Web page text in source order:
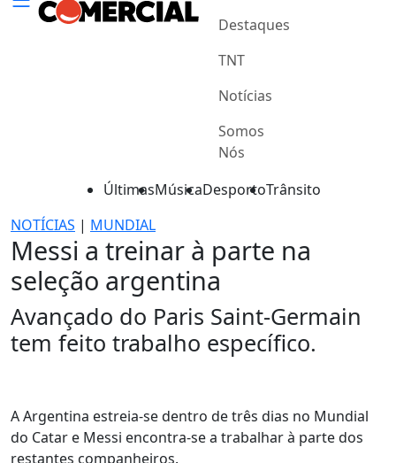
Destaques
TNT
Notícias
Somos
Nós
ÚltimasMúsicaDesportoTrânsito
NOTÍCIAS | MUNDIAL
Messi a treinar à parte na
seleção argentina
Avançado do Paris Saint-Germain
tem feito trabalho específico.
A Argentina estreia-se dentro de três dias no Mundial
do Catar e Messi encontra-se a trabalhar à parte dos
restantes companheiros.